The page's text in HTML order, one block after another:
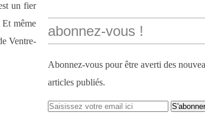
un fier
Et même
Ventre-
abonnez-vous !
Abonnez-vous pour être averti des
articles publiés.